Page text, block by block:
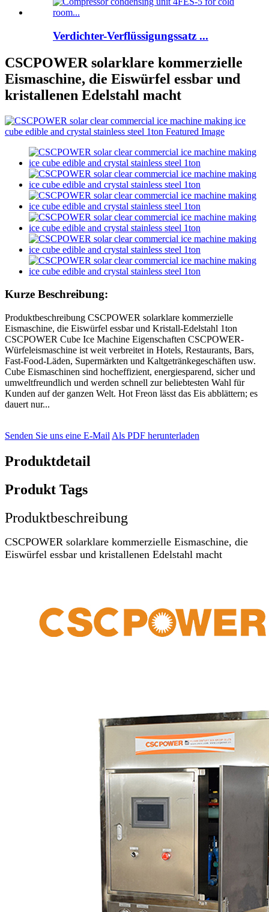
Verdichter-Verflüssigungssatz ...
CSCPOWER solarklare kommerzielle
Eismaschine, die Eiswürfel essbar und
kristallenen Edelstahl macht
Kurze Beschreibung:
Produktbeschreibung CSCPOWER solarklare kommerzielle
Eismaschine, die Eiswürfel essbar und Kristall-Edelstahl 1ton
CSCPOWER Cube Ice Machine Eigenschaften CSCPOWER-
Würfeleismaschine ist weit verbreitet in Hotels, Restaurants, Bars,
Fast-Food-Läden, Supermärkten und Kaltgetränkegeschäften usw.
Cube Eismaschinen sind hocheffizient, energiesparend, sicher und
umweltfreundlich und werden schnell zur beliebtesten Wahl für
Kunden auf der ganzen Welt. Hot Freon lässt das Eis abblättern; es
dauert nur...
Senden Sie uns eine E-Mail Als PDF herunterladen
Produktdetail
Produkt Tags
Produktbeschreibung
CSCPOWER solarklare kommerzielle Eismaschine, die
Eiswürfel essbar und kristallenen Edelstahl macht